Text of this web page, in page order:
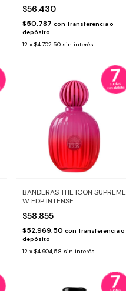
$56.430
$50.787 con Transferencia o
depósito
12 x $4.702,50 sin interés
BANDERAS THE ICON SUPREME
W EDP INTENSE
$58.855
$52.969,50 con Transferencia o
depósito
12 x $4.904,58 sin interés